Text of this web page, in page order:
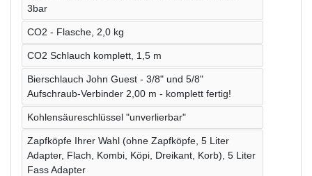
3bar
CO2 - Flasche, 2,0 kg
CO2 Schlauch komplett, 1,5 m
Bierschlauch John Guest - 3/8" und 5/8"
Aufschraub-Verbinder 2,00 m - komplett fertig!
Kohlensäureschlüssel "unverlierbar"
Zapfköpfe Ihrer Wahl (ohne Zapfköpfe, 5 Liter
Adapter, Flach, Kombi, Köpi, Dreikant, Korb), 5 Liter
Fass Adapter